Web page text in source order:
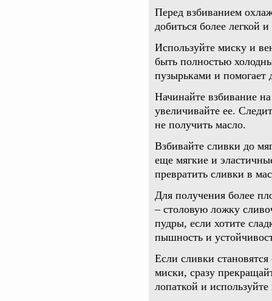
Перед взбиванием
добиться более легкой
Используйте миску и
быть полностью
пузырьками и
Начинайте взбивание
увеличивайте ее.
не получить масло.
Взбивайте сливки до
еще мягкие и
превратить сливки в
Для получения более
– столовую ложку
пудры, если хотите
пышность и
Если сливки
миски, сразу
лопаткой и